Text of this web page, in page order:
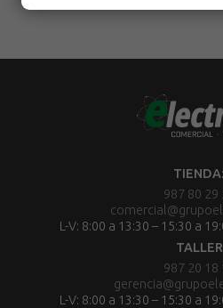
TIENDA:
987 80 29
L-V: 8:00 a 13:30 – 15:30 a
TALLER
987 20 18
L-V: 8:00 a 13:30 – 15:30 a